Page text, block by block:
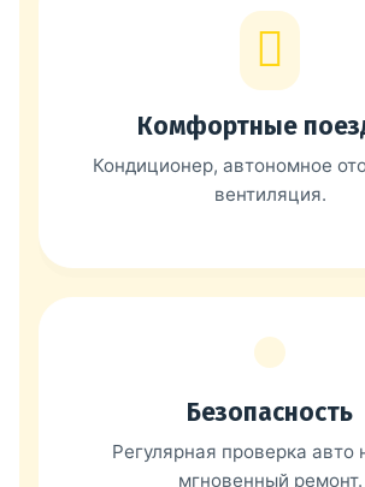
Комфортные
Кондиционер, автономное
вентиляция.
Безопасность
Регулярная проверка авто
мгновенный ремонт.